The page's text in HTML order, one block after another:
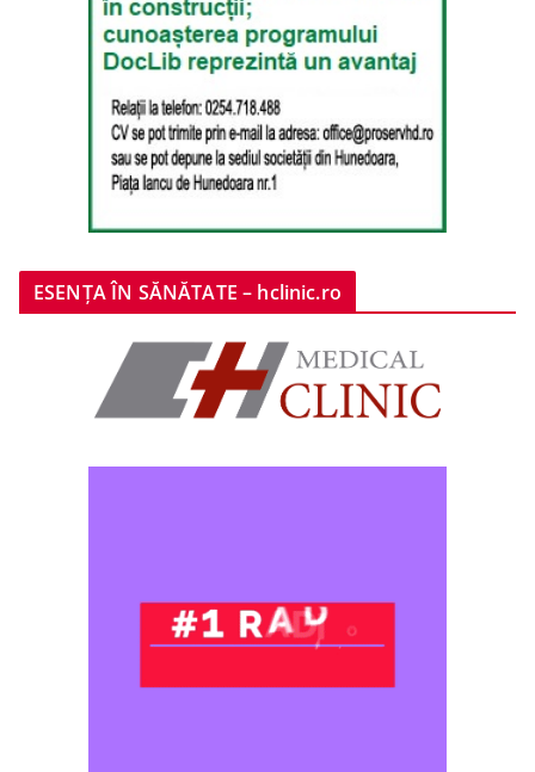
ESENȚA ÎN SĂNĂTATE – hclinic.ro